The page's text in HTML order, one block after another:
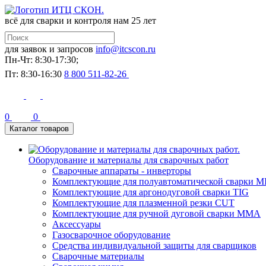
всё для сварки и контроля нам 25 лет
для заявок и запросов info@itcscon.ru
Пн-Чт: 8:30-17:30;
Пт: 8:30-16:30 8 800 511-82-26
0 0
Каталог товаров
Оборудование и материалы для сварочных работ
Сварочные аппараты - инверторы
Комплектующие для полуавтоматической сварки
Комплектующие для аргонодуговой сварки TIG
Комплектующие для плазменной резки CUT
Комплектующие для ручной дуговой сварки MMA
Аксессуары
Газосварочное оборудование
Средства индивидуальной защиты для сварщиков
Сварочные материалы